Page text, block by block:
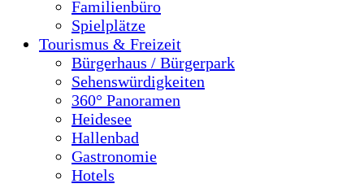
Familienbüro
Spielplätze
Tourismus & Freizeit
Bürgerhaus / Bürgerpark
Sehenswürdigkeiten
360° Panoramen
Heidesee
Hallenbad
Gastronomie
Hotels